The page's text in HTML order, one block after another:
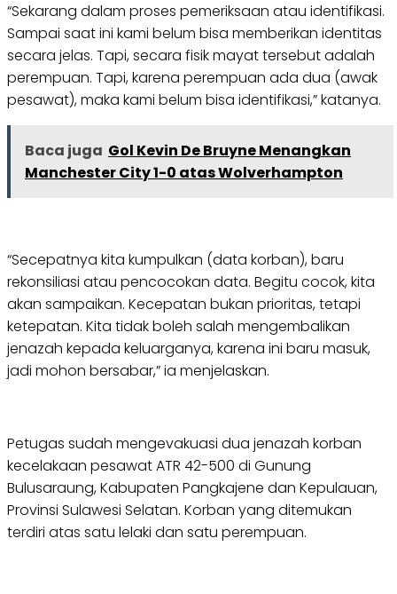
“Sekarang dalam proses pemeriksaan atau identifikasi.
Sampai saat ini kami belum bisa memberikan identitas
secara jelas. Tapi, secara fisik mayat tersebut adalah
perempuan. Tapi, karena perempuan ada dua (awak
pesawat), maka kami belum bisa identifikasi,” katanya.
Baca juga Gol Kevin De Bruyne Menangkan
Manchester City 1-0 atas Wolverhampton
“Secepatnya kita kumpulkan (data korban), baru
rekonsiliasi atau pencocokan data. Begitu cocok, kita
akan sampaikan. Kecepatan bukan prioritas, tetapi
ketepatan. Kita tidak boleh salah mengembalikan
jenazah kepada keluarganya, karena ini baru masuk,
jadi mohon bersabar,” ia menjelaskan.
Petugas sudah mengevakuasi dua jenazah korban
kecelakaan pesawat ATR 42-500 di Gunung
Bulusaraung, Kabupaten Pangkajene dan Kepulauan,
Provinsi Sulawesi Selatan. Korban yang ditemukan
terdiri atas satu lelaki dan satu perempuan.